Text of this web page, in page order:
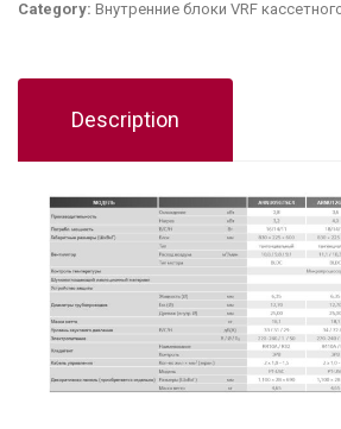
Category: Внутренние блоки VRF
Description